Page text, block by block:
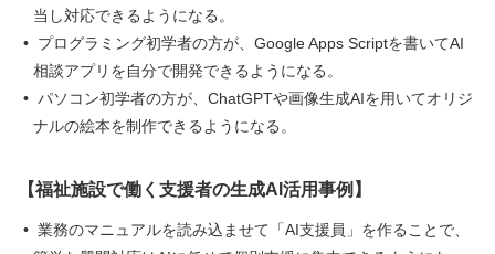
当し対応できるようになる。
プログラミング初学者の方が、Google Apps Scriptを書いてAI
相談アプリを自分で開発できるようになる。
パソコン初学者の方が、ChatGPTや画像生成AIを用いてオリジ
ナルの絵本を制作できるようになる。
【福祉施設で働く支援者の生成AI活用事例】
業務のマニュアルを読み込ませて「AI支援員」を作ることで、